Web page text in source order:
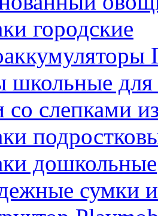
городские
школьные
со слепками
дошкольные
сумки